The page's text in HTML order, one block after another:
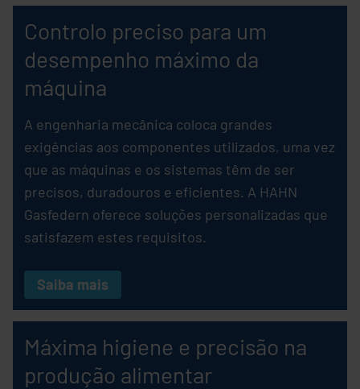
Controlo preciso para um
desempenho máximo da
máquina
A engenharia mecânica coloca grandes
exigências aos componentes utilizados, uma vez
que as máquinas e os sistemas têm de ser
precisos, duradouros e eficientes. A HAHN
Gasfedern oferece soluções personalizadas que
satisfazem estes requisitos.
Saiba mais
Máxima higiene e precisão na
produção alimentar